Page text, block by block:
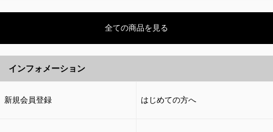
全ての商品を見る
インフォメーション
新規会員登録 はじめての方へ